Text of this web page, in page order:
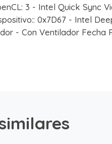
3 - Intel Quick Sync
0x7D67 - Intel
- Con Ventilador Fecha